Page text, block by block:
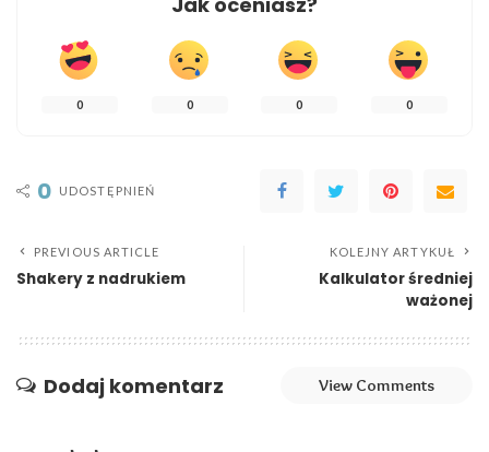
0 0 0 0
0 UDOSTĘPNIEŃ
PREVIOUS ARTICLE
Shakery z nadrukiem
KOLEJNY ARTYKUŁ
Kalkulator średniej
ważonej
Dodaj komentarz View Comments